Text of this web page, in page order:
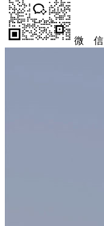
微 信